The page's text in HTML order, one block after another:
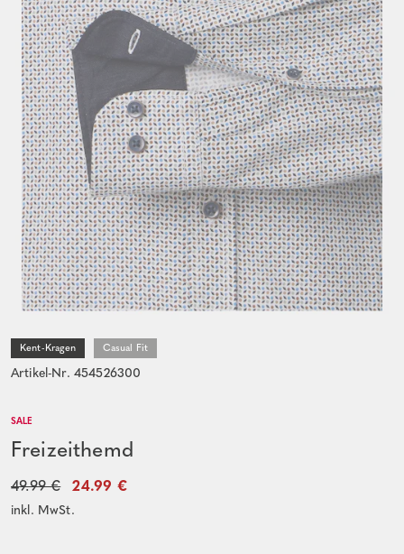
Kent-Kragen Casual Fit
Artikel-Nr. 454526300
SALE
Freizeithemd
49.99 € 24.99 €
inkl. MwSt.